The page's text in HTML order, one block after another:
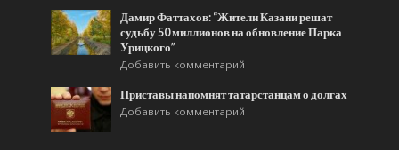
Дамир Фаттахов: “Жители Казани решат
судьбу 50 миллионов на обновление Парка
Урицкого”
Добавить комментарий
Приставы напомнят татарстанцам о долгах
Добавить комментарий